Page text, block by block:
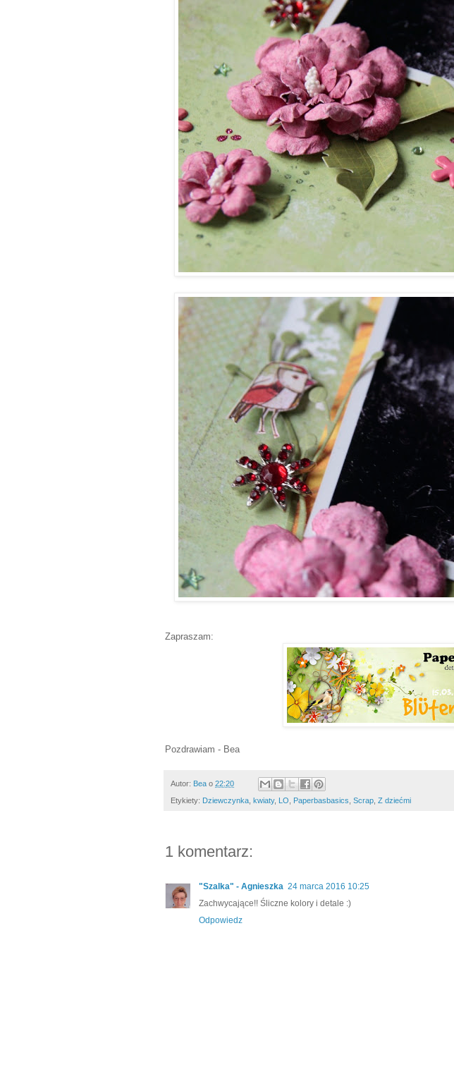
Zapraszam:
Pozdrawiam - Bea
Autor: Bea o 22:20
Etykiety: Dziewczynka, kwiaty, LO, Paperbasbasics, Scrap, Z dziećmi
1 komentarz:
"Szalka" - Agnieszka 24 marca 2016 10:25
Zachwycające!! Śliczne kolory i detale :)
Odpowiedz